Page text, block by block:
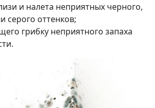
и налета неприятных черного,
серого оттенков;
грибку неприятного запаха